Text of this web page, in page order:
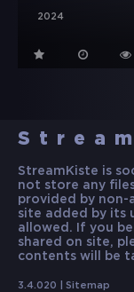
2024
Stream
StreamKiste is
not store any
provided by
site added by its
allowed. If you
shared on site,
contents will be
3.4.020 | Sitemap